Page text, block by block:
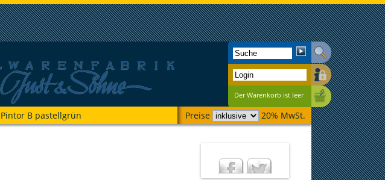
Der Warenkorb ist leer
Preise 20% MwSt.
Pintor B pastellgrün